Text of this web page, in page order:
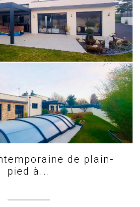
de plain-
pied à...